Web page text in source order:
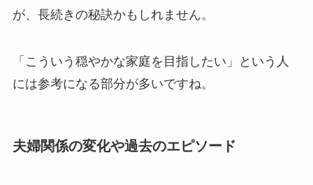
が、長続きの秘訣かもしれません。
「こういう穏やかな家庭を目指したい」という人
には参考になる部分が多いですね。
夫婦関係の変化や過去のエピソード